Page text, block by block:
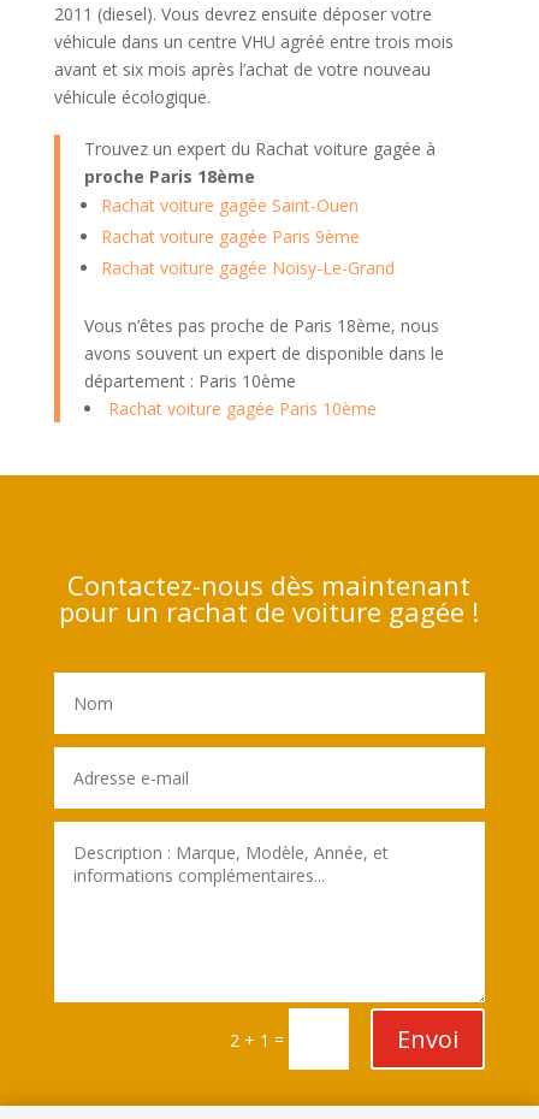
2011 (diesel). Vous devrez ensuite déposer votre
véhicule dans un centre VHU agréé entre trois mois
avant et six mois après l’achat de votre nouveau
véhicule écologique.
Trouvez un expert du Rachat voiture gagée à
proche Paris 18ème
Rachat voiture gagée Saint-Ouen
Rachat voiture gagée Paris 9ème
Rachat voiture gagée Noisy-Le-Grand
Vous n’êtes pas proche de Paris 18ème, nous
avons souvent un expert de disponible dans le
département : Paris 10ème
Rachat voiture gagée Paris 10ème
Contactez-nous dès maintenant
pour un rachat de voiture gagée !
2 + 1 = Envoi